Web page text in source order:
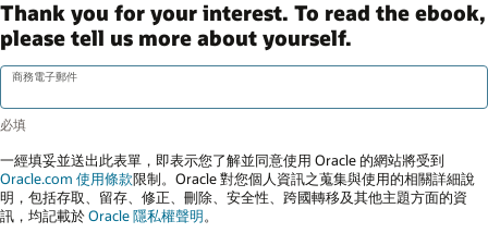
Thank you for your interest. To read the ebook,
please tell us more about yourself.
商務電子郵件
一經填妥並送出此表單，即表示您了解並同意使用 Oracle 的網站將受到
Oracle.com 使用條款限制。Oracle 對您個人資訊之蒐集與使用的相關詳細說
明，包括存取、留存、修正、刪除、安全性、跨國轉移及其他主題方面的資
訊，均記載於Oracle 隱私權聲明。